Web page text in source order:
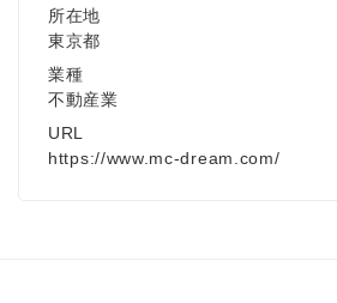
所在地
東京都
業種
不動産業
URL
https://www.mc-dream.com/